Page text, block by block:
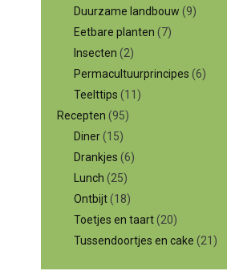
Duurzame landbouw (9)
Eetbare planten (7)
Insecten (2)
Permacultuurprincipes (6)
Teelttips (11)
Recepten (95)
Diner(15)
Drankjes (6)
Lunch (25)
Ontbijt(18)
Toetjes en taart(20)
Tussendoortjes en cake (21)